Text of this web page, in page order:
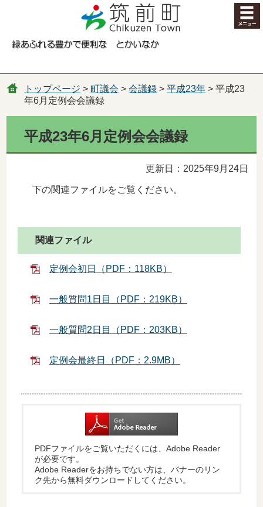
コンテンツにジャンプ
トップページ >町議会 >会議録 >平成23年 > 平成23
年6月定例会会議録
平成23年6月定例会会議録
更新日：2025年9月24日
下の関連ファイルをご覧ください。
関連ファイル
定例会初日（PDF：118KB）
一般質問1日目（PDF：219KB）
一般質問2日目（PDF：203KB）
定例会最終日（PDF：2.9MB）
PDFファイルをご覧いただくには、Adobe Reader
が必要です。
Adobe Readerをお持ちでない方は、バナーのリン
ク先から無料ダウンロードしてください。